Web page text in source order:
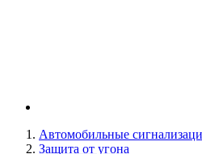
Автомобильные
Защита от угона